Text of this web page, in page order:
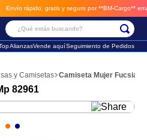
por **BM-Cargo** envios a través de BM-
¿Qué estás buscando?
AlianzasVende aquíSeguimiento de Pedidos
y Camisetas Camiseta Mujer Fucsia
82961